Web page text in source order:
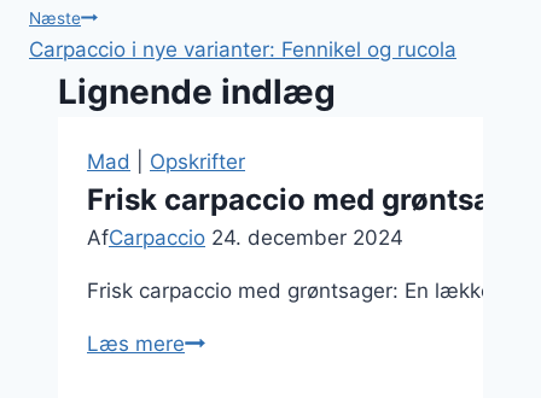
Næste
Carpaccio i nye varianter: Fennikel og rucola
Lignende indlæg
Mad Opskrifter
Frisk carpaccio med
AfCarpaccio 24. december 2024
Frisk carpaccio med grøntsager: En lækker
Læs mereFrisk